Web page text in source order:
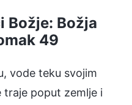
Božje: Božja
49
vode teku svojim
poput zemlje i